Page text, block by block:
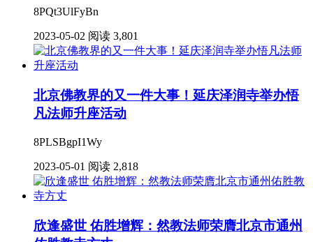
8PQt3UlFyBn
2023-05-02 阅读 3,801
北京佛教界的又一件大事！延庆泽润寺举办悟
凡法师升座活动
8PLSBgpI1Wy
2023-05-01 阅读 2,818
欣逢盛世 佑胜增辉：然教法师荣膺北京市通州